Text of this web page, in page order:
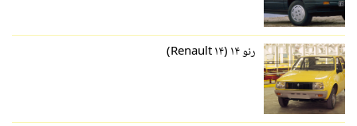
رنو ۱۴ (Renault ۱۴)